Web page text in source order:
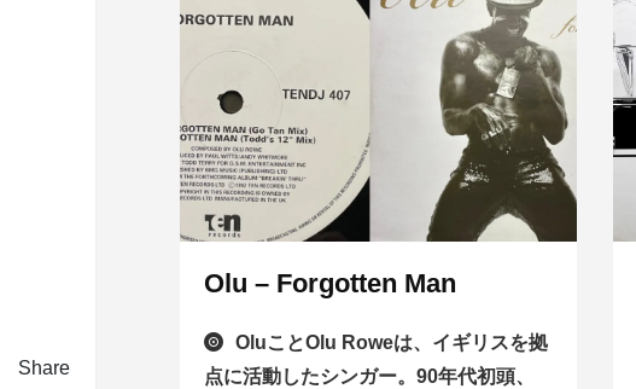
Share
Olu – Forgotten Man
OluことOlu Roweは、イギリスを拠
点に活動したシンガー。90年代初頭、